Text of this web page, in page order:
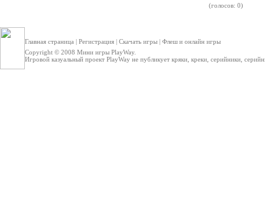
(голосов: 0)
Главная страница | Регистрация | Скачать игры | Флеш и онлайн игры
Copyright © 2008 Мини игры PlayWay.
Игровой казуальный проект PlayWay не публикует кряки, креки, серийники,